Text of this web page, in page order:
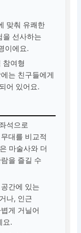
맞춰 유쾌한
을 선사하는
이에요.
참여형
는 친구들에게
어 있어요.
석으로
대를 비교적
마술사와 더
을 즐길 수
간에 있는
나, 인근
게 거닐어
요.